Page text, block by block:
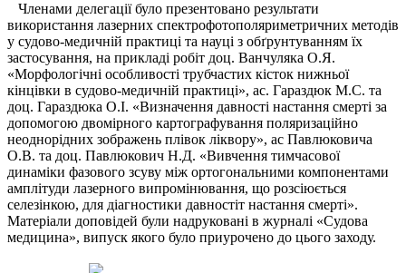
Членами делегації було презентовано результати
використання лазерних спектрофотополяриметричних методів
у судово-медичній практиці та науці з обґрунтуванням їх
застосування, на прикладі робіт доц. Ванчуляка О.Я.
«Морфологічні особливості трубчастих кісток нижньої
кінцівки в судово-медичній практиці», ас. Гараздюк М.С. та
доц. Гараздюка О.І. «Визначення давності настання смерті за
допомогою двомірного картографування поляризаційно
неоднорідних зображень плівок ліквору», ас Павлюковича
О.В. та доц. Павлюкович Н.Д. «Вивчення тимчасової
динаміки фазового зсуву між ортогональними компонентами
амплітуди лазерного випромінювання, що розсіюється
селезінкою, для діагностики давностіт настання смерті».
Матеріали доповідей були надруковані в журналі «Судова
медицина», випуск якого було приурочено до цього заходу.